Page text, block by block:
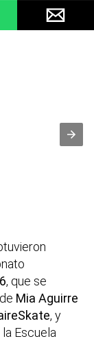
, que se
Mia Aguirre
, y
la Escuela